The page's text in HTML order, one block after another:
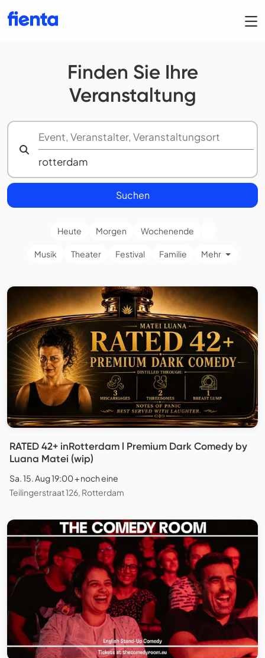
Finden Sie Ihre
Veranstaltung
Suchen
Heute Morgen Wochenende
Musik Theater Festival Familie Mehr
RATED 42+ inRotterdam l Premium Dark Comedy by
Luana Matei (wip)
Sa. 15. Aug 19:00 + noch eine
Teilingerstraat 126, Rotterdam